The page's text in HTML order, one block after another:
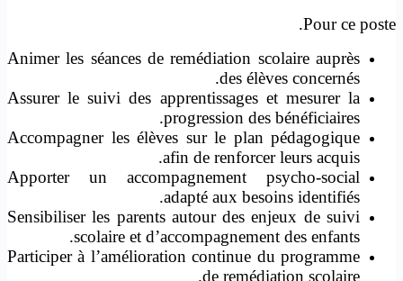
Pour ce poste.
Animer les séances de remédiation scolaire auprès
des élèves concernés.
Assurer le suivi des apprentissages et mesurer la
progression des bénéficiaires.
Accompagner les élèves sur le plan pédagogique
afin de renforcer leurs acquis.
Apporter un accompagnement psycho-social
adapté aux besoins identifiés.
Sensibiliser les parents autour des enjeux de suivi
scolaire et d’accompagnement des enfants.
Participer à l’amélioration continue du programme
de remédiation scolaire.